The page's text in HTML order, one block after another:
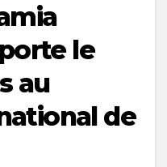
le
au
de